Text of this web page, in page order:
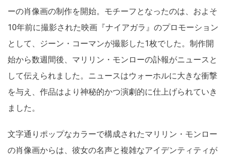
ーの肖像画の制作を開始。モチーフとなったのは、およそ
10年前に撮影された映画『ナイアガラ』のプロモーション
として、ジーン・コーマンが撮影した1枚でした。制作開
始から数週間後、マリリン・モンローの訃報がニュースと
して伝えられました。ニュースはウォーホルに大きな衝撃
を与え、作品はより神秘的かつ演劇的に仕上げられていき
ました。
文字通りポップなカラーで構成されたマリリン・モンロー
の肖像画からは、彼女の名声と複雑なアイデンティティが